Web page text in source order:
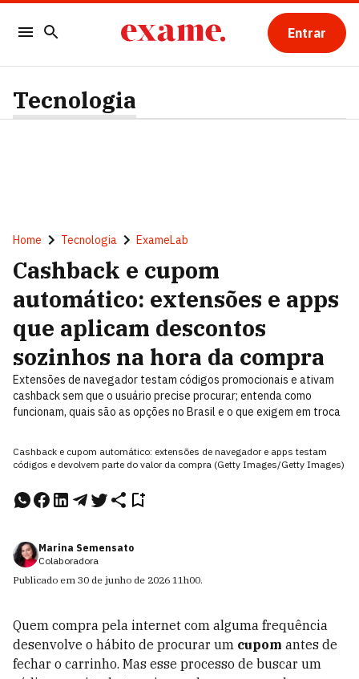
Entrar
Tecnologia
Home Tecnologia ExameLab
Cashback e cupom
automático: extensões e apps
que aplicam descontos
sozinhos na hora da compra
Extensões de navegador testam códigos promocionais e ativam
cashback sem que o usuário precise procurar; entenda como
funcionam, quais são as opções no Brasil e o que exigem em troca
Cashback e cupom automático: extensões de navegador e apps testam
códigos e devolvem parte do valor da compra (Getty Images/Getty Images)
Marina Semensato
Colaboradora
Publicado em 30 de junho de 2026 11h00.
Quem compra pela internet com alguma frequência
desenvolve o hábito de procurar um cupom antes de
fechar o carrinho. Mas esse processo de buscar um